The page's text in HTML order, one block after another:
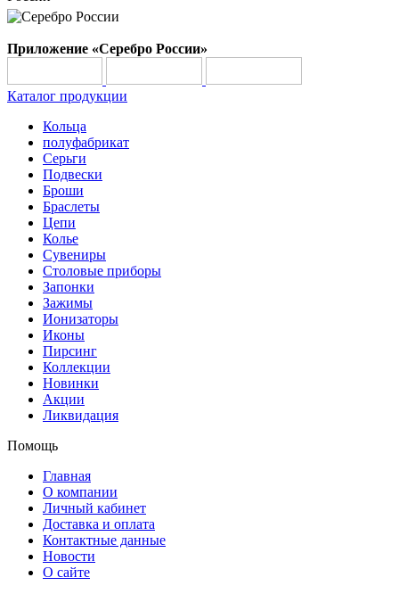
Приложение «Серебро России»
Каталог продукции
Кольца
полуфабрикат
Серьги
Подвески
Броши
Браслеты
Цепи
Колье
Сувениры
Столовые приборы
Запонки
Зажимы
Ионизаторы
Иконы
Пирсинг
Коллекции
Новинки
Акции
Ликвидация
Помощь
Главная
О компании
Личный кабинет
Доставка и оплата
Контактные данные
Новости
О сайте